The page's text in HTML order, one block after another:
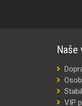
Naše
VIP